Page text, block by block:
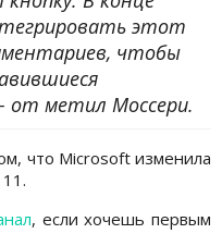
этот
чтобы
от метил Моссери.
что Microsoft изменила
, если хочешь первым